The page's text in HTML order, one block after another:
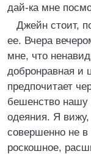
дай-ка мне
Джейн стоит,
ее. Вчера
мне, что
добронравная и
предпочитает
бешенство
одеяния. Я вижу,
совершенно не в
роскошное,